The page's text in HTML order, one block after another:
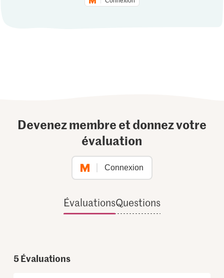
Devenez membre et donnez votre
évaluation
Connexion
ÉvaluationsQuestions
5Évaluations